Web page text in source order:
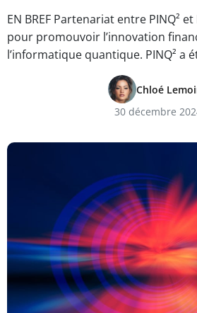
EN BREF Partenariat entre PINQ²
pour promouvoir l’innovation
l’informatique quantique. PINQ² a
Chloé
30 décembre